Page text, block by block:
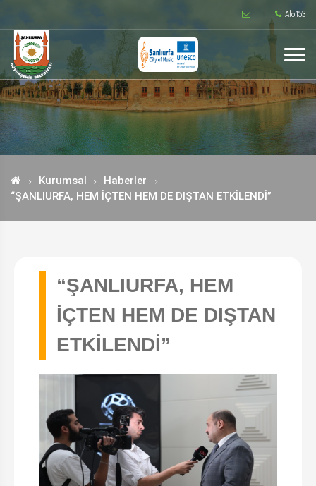
Alo 153
Kurumsal
Haberler
“ŞANLIURFA, HEM İÇTEN HEM DE DIŞTAN ETKİLENDİ”
“ŞANLIURFA, HEM
İÇTEN HEM DE DIŞTAN
ETKİLENDİ”